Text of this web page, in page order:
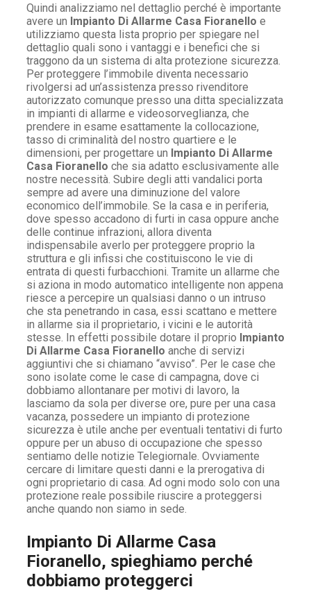
Quindi analizziamo nel dettaglio perché è importante
avere un Impianto Di Allarme Casa Fioranello e
utilizziamo questa lista proprio per spiegare nel
dettaglio quali sono i vantaggi e i benefici che si
traggono da un sistema di alta protezione sicurezza.
Per proteggere l’immobile diventa necessario
rivolgersi ad un’assistenza presso rivenditore
autorizzato comunque presso una ditta specializzata
in impianti di allarme e videosorveglianza, che
prendere in esame esattamente la collocazione,
tasso di criminalità del nostro quartiere e le
dimensioni, per progettare un Impianto Di Allarme
Casa Fioranello che sia adatto esclusivamente alle
nostre necessità. Subire degli atti vandalici porta
sempre ad avere una diminuzione del valore
economico dell’immobile. Se la casa e in periferia,
dove spesso accadono di furti in casa oppure anche
delle continue infrazioni, allora diventa
indispensabile averlo per proteggere proprio la
struttura e gli infissi che costituiscono le vie di
entrata di questi furbacchioni. Tramite un allarme che
si aziona in modo automatico intelligente non appena
riesce a percepire un qualsiasi danno o un intruso
che sta penetrando in casa, essi scattano e mettere
in allarme sia il proprietario, i vicini e le autorità
stesse. In effetti possibile dotare il proprio Impianto
Di Allarme Casa Fioranello anche di servizi
aggiuntivi che si chiamano “avviso”. Per le case che
sono isolate come le case di campagna, dove ci
dobbiamo allontanare per motivi di lavoro, la
lasciamo da sola per diverse ore, pure per una casa
vacanza, possedere un impianto di protezione
sicurezza è utile anche per eventuali tentativi di furto
oppure per un abuso di occupazione che spesso
sentiamo delle notizie Telegiornale. Ovviamente
cercare di limitare questi danni e la prerogativa di
ogni proprietario di casa. Ad ogni modo solo con una
protezione reale possibile riuscire a proteggersi
anche quando non siamo in sede.
Impianto Di Allarme Casa
Fioranello, spieghiamo perché
dobbiamo proteggerci